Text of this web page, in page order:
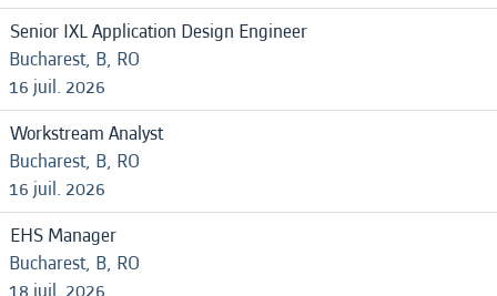
Senior IXL Application Design Engineer
Bucharest, B, RO
16 juil. 2026
Workstream Analyst
Bucharest, B, RO
16 juil. 2026
EHS Manager
Bucharest, B, RO